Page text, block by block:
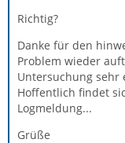
Richtig?
Danke für den
Problem wieder
Untersuchung sehr
Hoffentlich findet
Logmeldung...
Grüße